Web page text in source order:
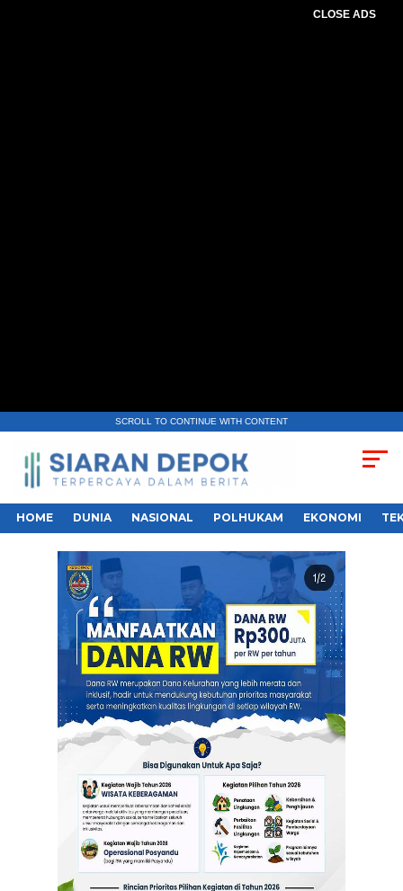
CLOSE ADS
SCROLL TO CONTINUE WITH CONTENT
HOME DUNIA NASIONAL POLHUKAM EKONOMI